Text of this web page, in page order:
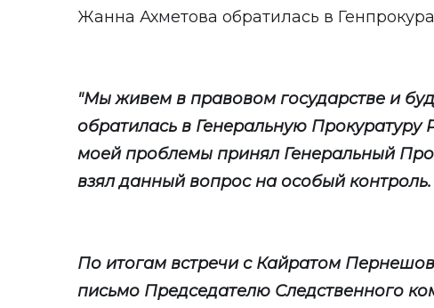
Жанна Ахметова обратилась в
"Мы живем в правовом государстве и
обратилась в Генеральную Прокуратуру
моей проблемы принял Генеральный
взял данный вопрос на особый контроль.
По итогам встречи с Кайратом
письмо Председателю Следственного